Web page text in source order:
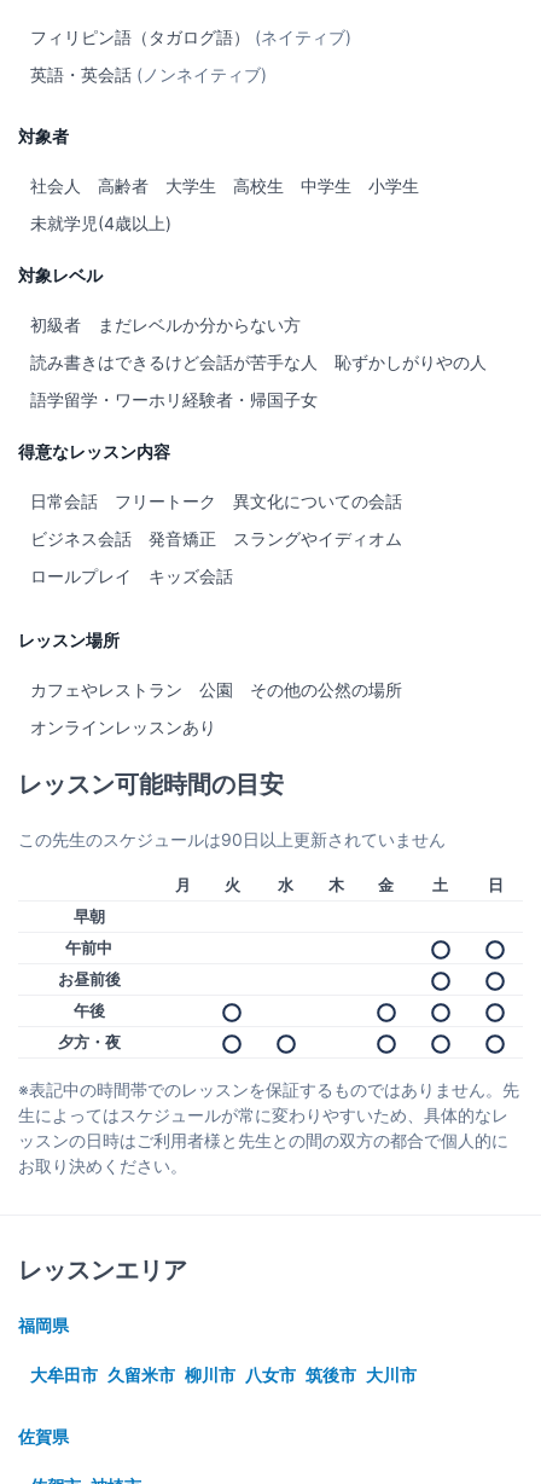
フィリピン語（タガログ語）
(ネイティブ)
英語・英会話 (ノンネイティブ)
対象者
社会人 高齢者 大学生 高校生 中学生
小学生
未就学児(4歳以上)
対象レベル
初級者
まだレベルか分からない方
読み書きはできるけど会話が苦手な人
恥ずかしがりやの人
語学留学・ワーホリ経験者・帰国子女
得意なレッスン内容
日常会話 フリートーク
異文化についての会話
ビジネス会話
発音矯正
スラングやイディオム
ロールプレイ
キッズ会話
レッスン場所
カフェやレストラン 公園
その他の公然の場所
オンラインレッスンあり
レッスン可能時間の目安
この先生のスケジュールは90日以上更新されていません
月 火 水 木 金 土
日
早朝
午前中
お昼前後
午後
夕方・夜
※表記中の時間帯でのレッスンを保証するものではありません。先
生によってはスケジュールが常に変わりやすいため、具体的なレ
ッスンの日時はご利用者様と先生との間の双方の都合で個人的に
お取り決めください。
レッスンエリア
福岡県
大牟田市 久留米市 柳川市 八女市 筑後市 大川市
佐賀県